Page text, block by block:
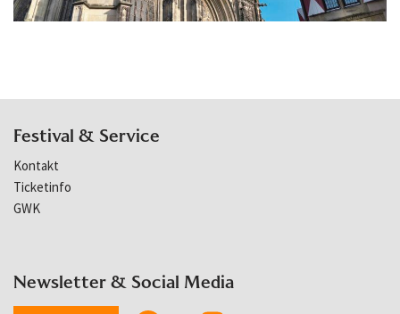
Festival & Service
Kontakt
Ticketinfo
GWK
Newsletter & Social Media